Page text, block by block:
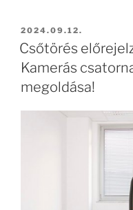
BEKÜLDVE:
2024.09.12.
Csőtörés
Kamerás
megoldása!